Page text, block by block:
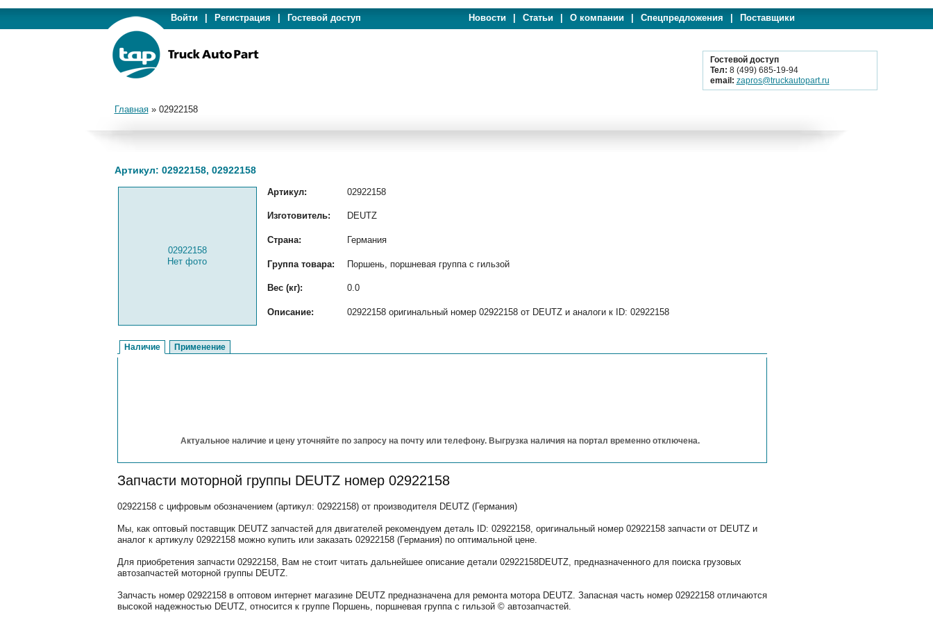
Войти Регистрация Гостевой доступ Новости Статьи О компании Спецпредложения Поставщики
Гостевой доступ
Тел: 8 (499) 685-19-94
email: zapros@truckautopart.ru
Главная» 02922158
Артикул: 02922158, 02922158
02922158
Нет фото
Артикул: 02922158
Изготовитель: DEUTZ
Страна: Германия
Группа товара: Поршень, поршневая группа с гильзой
Вес (кг): 0.0
Описание: 02922158 оригинальный номер 02922158 от DEUTZ и аналоги к ID: 02922158
Наличие Применение
Актуальное наличие и цену уточняйте по запросу на почту или телефону. Выгрузка наличия на портал временно отключена.
Запчасти моторной группы DEUTZ номер 02922158
02922158 с цифровым обозначением (артикул: 02922158) от производителя DEUTZ (Германия)
Мы, как оптовый поставщик DEUTZ запчастей для двигателей рекомендуем деталь ID: 02922158, оригинальный номер 02922158 запчасти от DEUTZ и
аналог к артикулу 02922158 можно купить или заказать 02922158 (Германия) по оптимальной цене.
Для приобретения запчасти 02922158, Вам не стоит читать дальнейшее описание детали 02922158DEUTZ, предназначенного для поиска грузовых
автозапчастей моторной группы DEUTZ.
Запчасть номер 02922158 в оптовом интернет магазине DEUTZ предназначена для ремонта мотора DEUTZ. Запасная часть номер 02922158 отличаются
высокой надежностью DEUTZ, относится к группе Поршень, поршневая группа с гильзой © автозапчастей.